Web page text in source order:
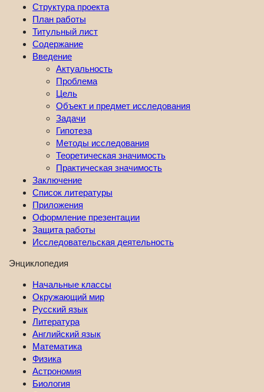
Структура проекта
План работы
Титульный лист
Содержание
Введение
Актуальность
Проблема
Цель
Объект и предмет исследования
Задачи
Гипотеза
Методы исследования
Теоретическая значимость
Практическая значимость
Заключение
Список литературы
Приложения
Оформление презентации
Защита работы
Исследовательская деятельность
Энциклопедия
Начальные классы
Окружающий мир
Русский язык
Литература
Английский язык
Математика
Физика
Астрономия
Биология